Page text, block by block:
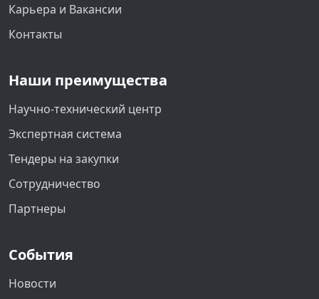
Карьера и Вакансии
Контакты
Наши преимущества
Научно-технический центр
Экспертная система
Тендеры на закупки
Сотрудничество
Партнеры
События
Новости